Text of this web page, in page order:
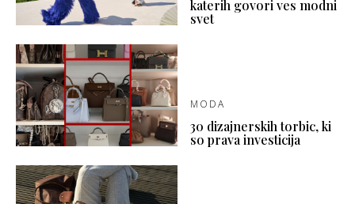
katerih govori ves modni
svet
MODA
30 dizajnerskih torbic, ki
so prava investicija